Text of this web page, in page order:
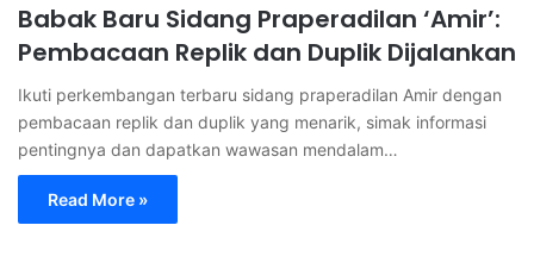
Babak Baru Sidang Praperadilan ‘Amir’:
Pembacaan Replik dan Duplik Dijalankan
Ikuti perkembangan terbaru sidang praperadilan Amir dengan
pembacaan replik dan duplik yang menarik, simak informasi
pentingnya dan dapatkan wawasan mendalam…
Read More »